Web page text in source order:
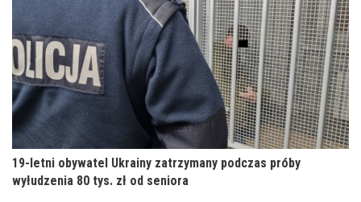
19-letni obywatel Ukrainy zatrzymany podczas próby
wyłudzenia 80 tys. zł od seniora